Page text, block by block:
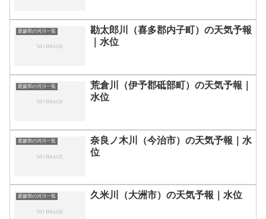
愛媛県の河川一覧
勘太郎川（喜多郡内子町）の天気予報
｜水位
愛媛県の河川一覧
荒倉川（伊予郡砥部町）の天気予報｜
水位
愛媛県の河川一覧
奈良ノ木川（今治市）の天気予報｜水
位
愛媛県の河川一覧 久米川（大洲市）の天気予報｜水位